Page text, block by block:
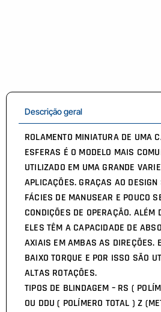
Descrição geral
ROLAMENTO MINIATURA DE UMA
ESFERAS É O MODELO MAIS
UTILIZADO EM UMA GRANDE
APLICAÇÕES. GRAÇAS AO
FÁCIES DE MANUSEAR E POUCO
CONDIÇÕES DE OPERAÇÃO.
ELES TÊM A CAPACIDADE DE
AXIAIS EM AMBAS AS DIREÇÕES.
BAIXO TORQUE E POR ISSO SÃO
ALTAS ROTAÇÕES.
TIPOS DE BLINDAGEM – RS (
OU DDU ( POLÍMERO TOTAL ) Z